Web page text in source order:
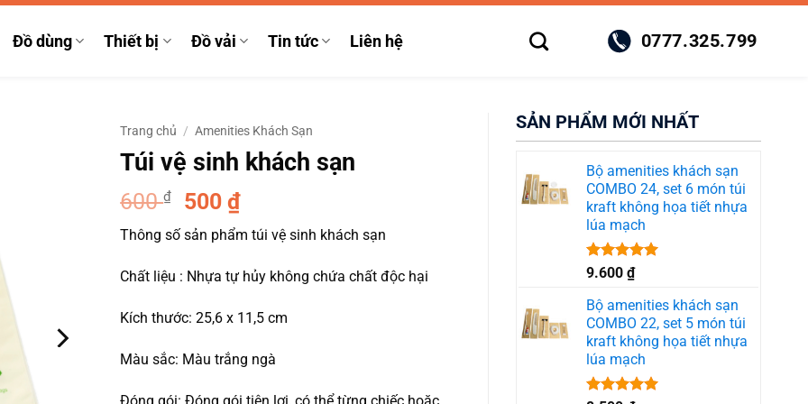
Đồ dùng Thiết bị Đồ vải Tin tức Liên hệ 0777.325.799
Trang chủ / Amenities Khách Sạn
Túi vệ sinh khách sạn
600₫
Giá
gốc
là:
600 ₫.
500 ₫Giá
hiện
tại
là:
500 ₫.
Thông số sản phẩm túi vệ sinh khách sạn
Chất liệu : Nhựa tự hủy không chứa chất độc hại
Kích thước: 25,6 x 11,5 cm
Màu sắc: Màu trắng ngà
Đóng gói: Đóng gói tiện lợi, có thể từng chiếc hoặc
SẢN PHẨM MỚI NHẤT
Bộ amenities khách sạn
COMBO 24, set 6 món túi
kraft không họa tiết nhựa
lúa mạch
Được xếp
5.00
5 sao
9.600 ₫
Bộ amenities khách sạn
COMBO 22, set 5 món túi
kraft không họa tiết nhựa
lúa mạch